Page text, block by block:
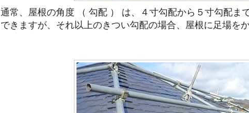
通常、屋根の角度 （ 勾配 ） は、４寸勾配から５寸勾配ま
できますが、それ以上のきつい勾配の場合、屋根に足場を